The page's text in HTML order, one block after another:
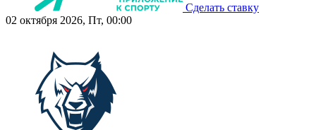
Сделать ставку
02 октября 2026, Пт, 00:00